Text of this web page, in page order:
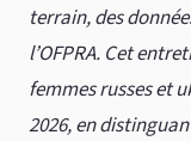
terrain, des
l’OFPRA. Cet
femmes russes et
2026, en